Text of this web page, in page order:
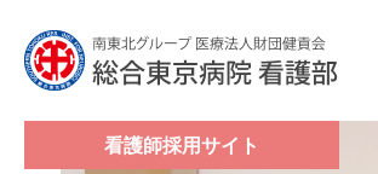
看護師採用サイト